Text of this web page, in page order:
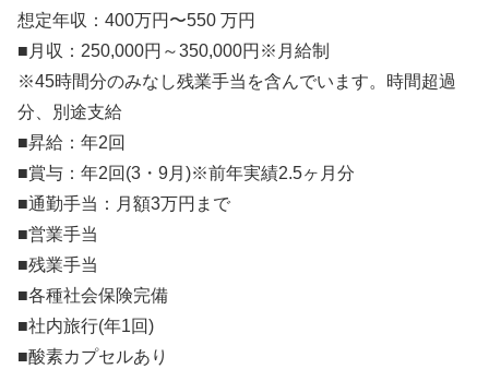
想定年収：400万円〜550 万円
■月収：250,000円～350,000円※月給制
※45時間分のみなし残業手当を含んでいます。時間超過
分、別途支給
■昇給：年2回
■賞与：年2回(3・9月)※前年実績2.5ヶ月分
■通勤手当：月額3万円まで
■営業手当
■残業手当
■各種社会保険完備
■社内旅行(年1回)
■酸素カプセルあり